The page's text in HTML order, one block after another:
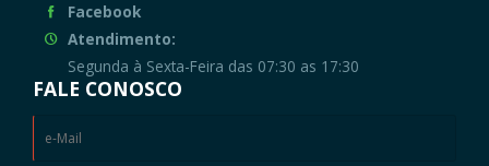
Facebook
Atendimento:
Segunda à Sexta-Feira das 07:30 as 17:30
FALE CONOSCO